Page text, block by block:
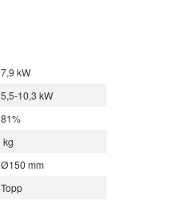
7,9 kW
5,5-10,3 kW
81%
kg
Ø150 mm
Topp